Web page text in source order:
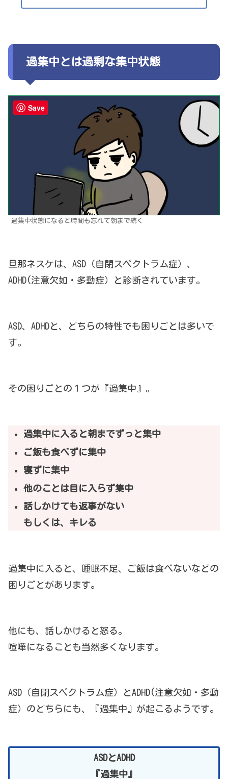
過集中とは過剰な集中状態
過集中状態になると時間も忘れて朝まで続く
旦那ネスケは、ASD（自閉スペクトラム症）、
ADHD(注意欠如・多動症）と診断されています。
ASD、ADHDと、どちらの特性でも困りごとは多いで
す。
その困りごとの１つが『過集中』。
過集中に入ると朝までずっと集中
ご飯も食べずに集中
寝ずに集中
他のことは目に入らず集中
話しかけても返事がない
もしくは、キレる
過集中に入ると、睡眠不足、ご飯は食べないなどの
困りごとがあります。
他にも、話しかけると怒る。
喧嘩になることも当然多くなります。
ASD（自閉スペクトラム症）とADHD(注意欠如・多動
症）のどちらにも、『過集中』が起こるようです。
ASDとADHD
『過集中』
Save